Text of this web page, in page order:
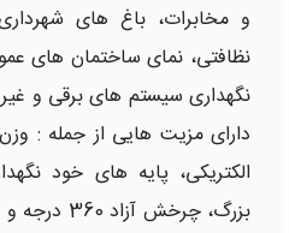
و مخابرات، باغ های
نظافتی، نمای ساختمان های
نگهداری سیستم های برقی و
دارای مزیت هایی از جمله :
الکتریکی، پایه های خود
بزرگ، چرخش